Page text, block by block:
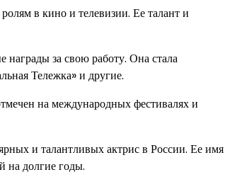
в кино и телевизии. Ее талант и
за свою работу. Она стала
Тележка» и другие.
на международных фестивалях и
и талантливых актрис в России. Ее имя
на долгие годы.